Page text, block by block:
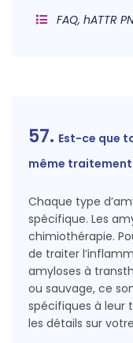
FAQ, hATTR
57. Est-ce que
même
Chaque type
spécifique. Les
chimiothérapie.
de traiter
amyloses à
ou sauvage, ce
spécifiques à leur
les détails sur